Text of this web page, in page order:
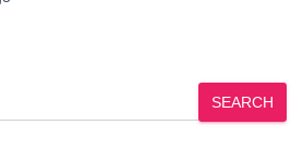
SEARCH